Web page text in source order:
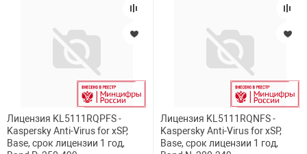
Лицензия KL5111RQPFS -
Kaspersky Anti-Virus for xSP,
Base, срок лицензии 1 год,
Лицензия KL5111RQNFS -
Kaspersky Anti-Virus for xSP,
Base, срок лицензии 1 год,